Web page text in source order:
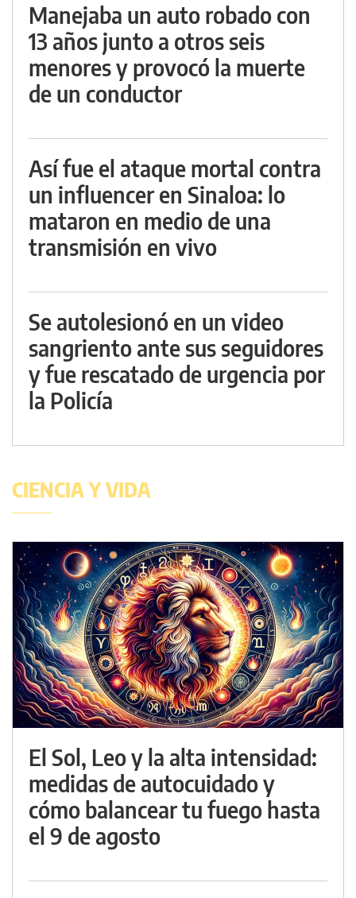
Manejaba un auto robado con
13 años junto a otros seis
menores y provocó la muerte
de un conductor
Así fue el ataque mortal contra
un influencer en Sinaloa: lo
mataron en medio de una
transmisión en vivo
Se autolesionó en un video
sangriento ante sus seguidores
y fue rescatado de urgencia por
la Policía
CIENCIA Y VIDA
El Sol, Leo y la alta intensidad:
medidas de autocuidado y
cómo balancear tu fuego hasta
el 9 de agosto